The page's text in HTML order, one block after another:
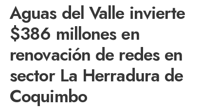
Aguas del Valle invierte
$386 millones en
renovación de redes en
sector La Herradura de
Coquimbo